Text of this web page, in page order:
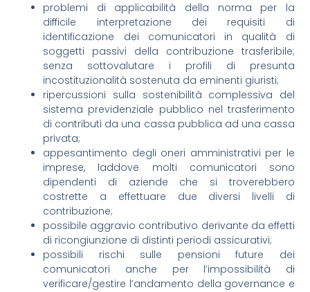
problemi di applicabilità della norma per la
difficile interpretazione dei requisiti di
identificazione dei comunicatori in qualità di
soggetti passivi della contribuzione trasferibile;
senza sottovalutare i profili di presunta
incostituzionalità sostenuta da eminenti giuristi;
ripercussioni sulla sostenibilità complessiva del
sistema previdenziale pubblico nel trasferimento
di contributi da una cassa pubblica ad una cassa
privata;
appesantimento degli oneri amministrativi per le
imprese, laddove molti comunicatori sono
dipendenti di aziende che si troverebbero
costrette a effettuare due diversi livelli di
contribuzione;
possibile aggravio contributivo derivante da effetti
di ricongiunzione di distinti periodi assicurativi;
possibili rischi sulle pensioni future dei
comunicatori anche per l’impossibilità di
verificare/gestire l’andamento della governance e